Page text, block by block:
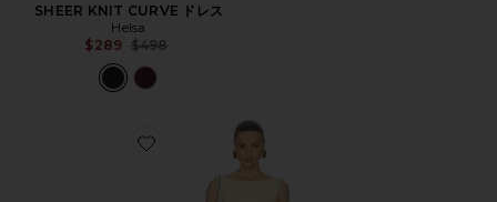
SHEER KNIT CURVE ドレス
Helsa
$289 Previous price:
$498
Favorite STRETCH COTTON SATEEN MIDI DRESS ド